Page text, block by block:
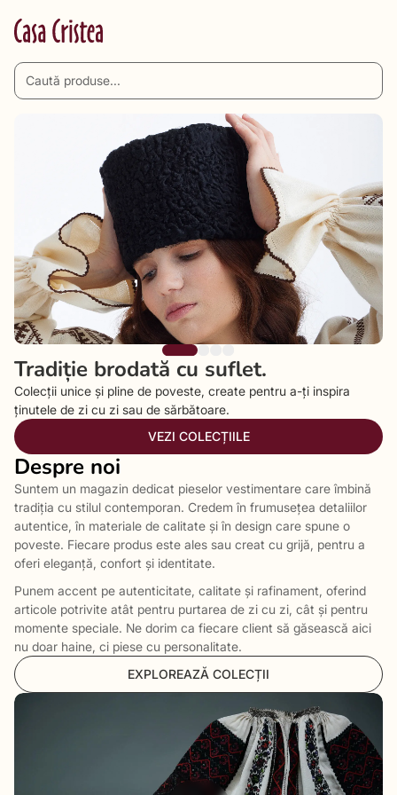
Tradiție brodată cu suflet.
Colecții unice și pline de poveste, create pentru a-ți inspira
ținutele de zi cu zi sau de sărbătoare.
VEZI COLECȚIILE
Despre noi
Suntem un magazin dedicat pieselor vestimentare care îmbină
tradiția cu stilul contemporan. Credem în frumusețea detaliilor
autentice, în materiale de calitate și în design care spune o
poveste. Fiecare produs este ales sau creat cu grijă, pentru a
oferi eleganță, confort și identitate.
Punem accent pe autenticitate, calitate și rafinament, oferind
articole potrivite atât pentru purtarea de zi cu zi, cât și pentru
momente speciale. Ne dorim ca fiecare client să găsească aici
nu doar haine, ci piese cu personalitate.
EXPLOREAZĂ COLECȚII